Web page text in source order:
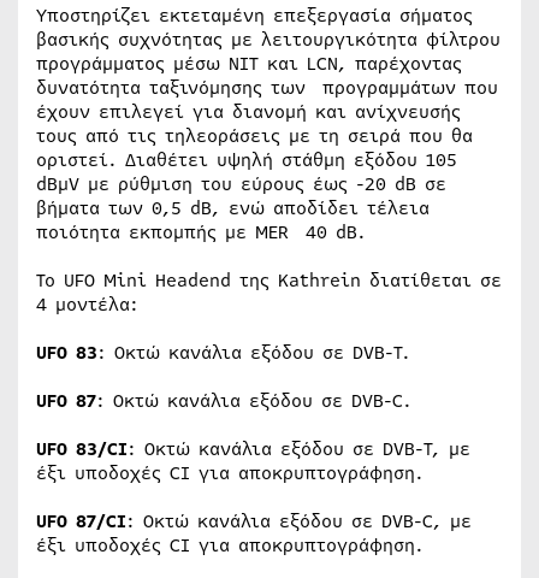
Υποστηρίζει εκτεταμένη επεξεργασία σήματος
βασικής συχνότητας με λειτουργικότητα φίλτρου
προγράμματος μέσω NIT και LCN, παρέχοντας
δυνατότητα ταξινόμησης των προγραμμάτων που
έχουν επιλεγεί για διανομή και ανίχνευσής
τους από τις τηλεοράσεις με τη σειρά που θα
οριστεί. Διαθέτει υψηλή στάθμη εξόδου 105
dBμV με ρύθμιση του εύρους έως -20 dB σε
βήματα των 0,5 dB, ενώ αποδίδει τέλεια
ποιότητα εκπομπής με MER 40 dB.
Το UFO Mini Headend της Kathrein διατίθεται σε
4 μοντέλα:
UFO 83: Οκτώ κανάλια εξόδου σε DVB-T.
UFO 87: Οκτώ κανάλια εξόδου σε DVB-C.
UFO 83/CI: Οκτώ κανάλια εξόδου σε DVB-T, με
έξι υποδοχές CI για αποκρυπτογράφηση.
UFO 87/CI: Οκτώ κανάλια εξόδου σε DVB-C, με
έξι υποδοχές CI για αποκρυπτογράφηση.